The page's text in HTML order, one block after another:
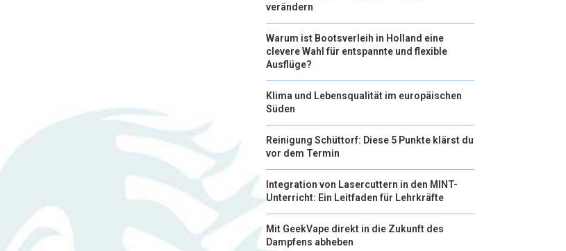
verändern
Warum ist Bootsverleih in Holland eine
clevere Wahl für entspannte und flexible
Ausflüge?
Klima und Lebensqualität im europäischen
Süden
Reinigung Schüttorf: Diese 5 Punkte klärst du
vor dem Termin
Integration von Lasercuttern in den MINT-
Unterricht: Ein Leitfaden für Lehrkräfte
Mit GeekVape direkt in die Zukunft des
Dampfens abheben